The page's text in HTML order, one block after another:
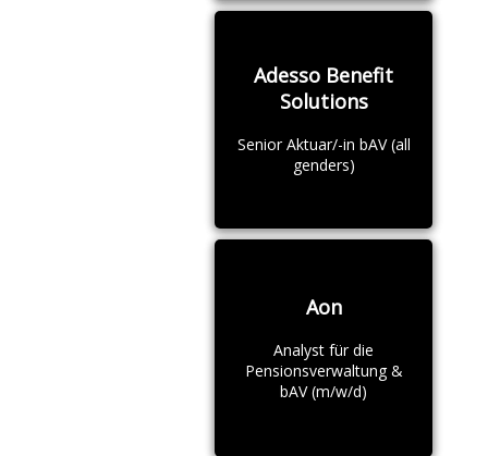
Adesso Benefit
Solutions
Senior Aktuar/-in bAV (all
genders)
Aon
Analyst für die
Pensionsverwaltung &
bAV (m/w/d)